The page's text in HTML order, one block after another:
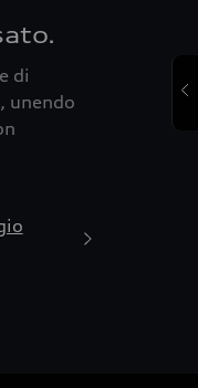
di
unendo